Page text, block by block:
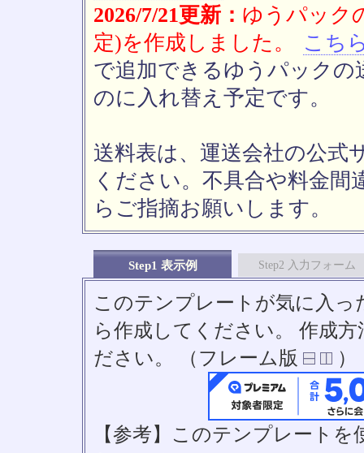
2026/7/21更新： ゆうパック
定)を作成しました。
こち
で追加できるゆうパックの
のに入れ替え予定です。
送料表は、運送会社の公式
ください。不具合や料金間
らご指摘お願いします。
Step1 表示例 Step2 入力フォーム
このテンプレートが気に入っ
ら作成してください。 作成
ださい。 （フレーム版
）
【参考】このテンプレート